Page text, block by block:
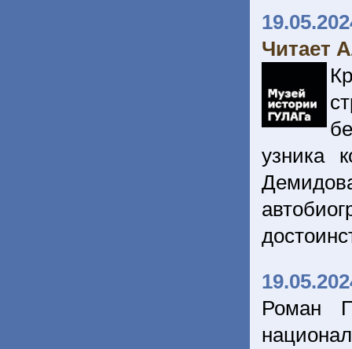
Читает
узника
Роман